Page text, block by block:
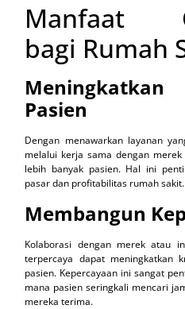
Manfaat
bagi Rumah
Pasien
Dengan menawarkan layanan
melalui kerja sama dengan
lebih banyak pasien. Hal ini
pasar dan profitabilitas rumah sakit.
Membangun
Kolaborasi dengan merek atau
terpercaya dapat meningkatkan
pasien. Kepercayaan ini sangat
mana pasien seringkali mencari
mereka terima.